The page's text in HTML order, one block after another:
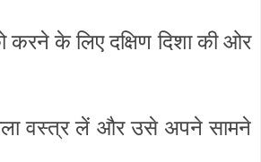
करने के लिए दक्षिण दिशा की ओर
वस्त्र लें और उसे अपने सामने